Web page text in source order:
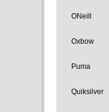
ONeill
Oxbow
Puma
Quiksilver